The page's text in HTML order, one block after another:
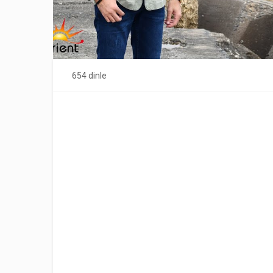
654 dinle